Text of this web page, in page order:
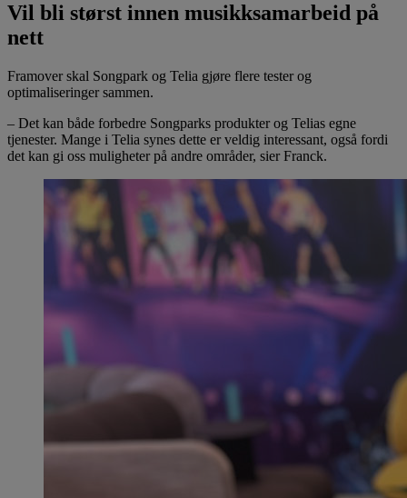
Vil bli størst innen musikksamarbeid på
nett
Framover skal Songpark og Telia gjøre flere tester og
optimaliseringer sammen.
– Det kan både forbedre Songparks produkter og Telias egne
tjenester. Mange i Telia synes dette er veldig interessant, også fordi
det kan gi oss muligheter på andre områder, sier Franck.